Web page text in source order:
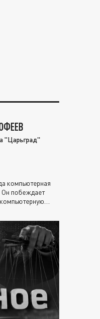
"Царьград"
компьютерная
Он побеждает